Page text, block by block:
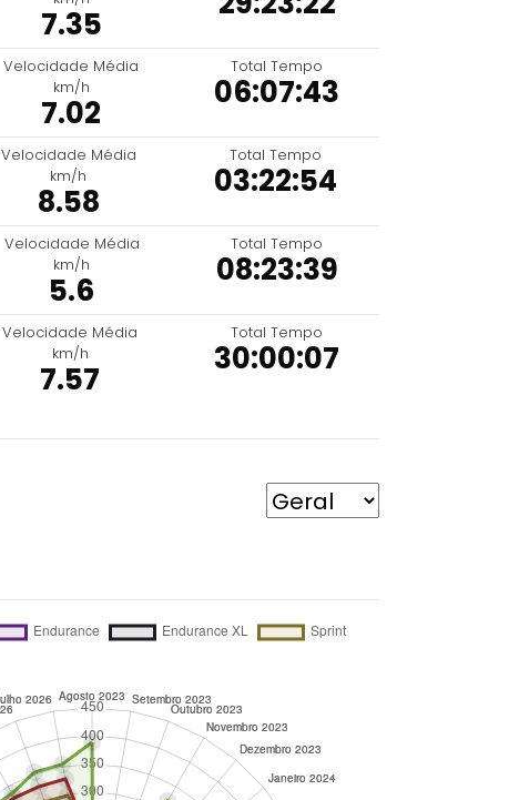
7.35
Velocidade Média
km/h
7.02
Total Tempo
06:07:43
Velocidade Média
km/h
8.58
Total Tempo
03:22:54
Velocidade Média
km/h
5.6
Total Tempo
08:23:39
Velocidade Média
km/h
7.57
Total Tempo
30:00:07